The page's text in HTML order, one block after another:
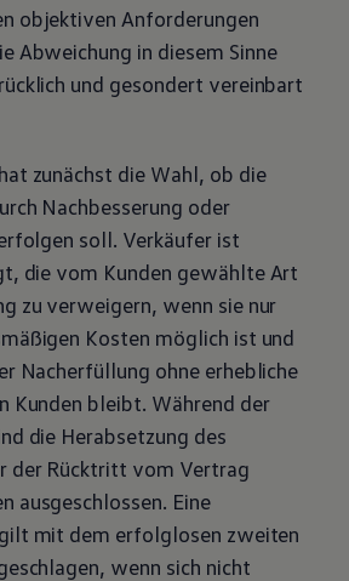
objektiven Anforderungen
Abweichung in diesem Sinne
und gesondert vereinbart
zunächst die Wahl, ob die
Nachbesserung oder
soll. Verkäufer ist
die vom Kunden gewählte Art
zu verweigern, wenn sie nur
Kosten möglich ist und
Nacherfüllung ohne erhebliche
Kunden bleibt. Während der
die Herabsetzung des
der Rücktritt vom Vertrag
ausgeschlossen. Eine
mit dem erfolglosen zweiten
wenn sich nicht